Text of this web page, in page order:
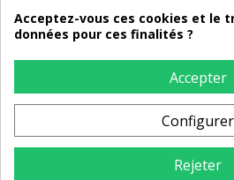
LIVRAISON 12/18 JOURS
RETOURS
sous 14 jours
Acceptez-vous ces cookies et le
données pour ces finalités ?
Accepter
Configurer
Rejeter